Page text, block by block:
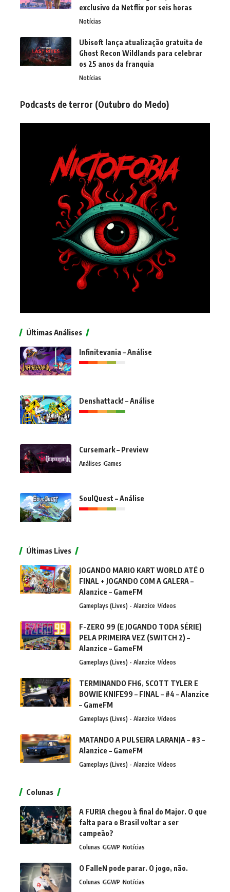
exclusivo da Netflix por seis horas
Notícias
Ubisoft lança atualização gratuita de
Ghost Recon Wildlands para celebrar
os 25 anos da franquia
Notícias
Podcasts de terror (Outubro do Medo)
Últimas Análises
Infinitevania – Análise
Denshattack! – Análise
Cursemark – Preview
Análises Games
SoulQuest – Análise
Últimas Lives
JOGANDO MARIO KART WORLD ATÉ O
FINAL + JOGANDO COM A GALERA –
Alanzice – GameFM
Gameplays (Lives) - Alanzice Vídeos
F-ZERO 99 (E JOGANDO TODA SÉRIE)
PELA PRIMEIRA VEZ (SWITCH 2) –
Alanzice – GameFM
Gameplays (Lives) - Alanzice Vídeos
TERMINANDO FH6, SCOTT TYLER E
BOWIE KNIFE99 – FINAL – #4 – Alanzice
– GameFM
Gameplays (Lives) - Alanzice Vídeos
MATANDO A PULSEIRA LARANJA – #3 –
Alanzice – GameFM
Gameplays (Lives) - Alanzice Vídeos
Colunas
A FURIA chegou à final do Major. O que
falta para o Brasil voltar a ser
campeão?
Colunas GGWP Notícias
O FalleN pode parar. O jogo, não.
Colunas GGWP Notícias